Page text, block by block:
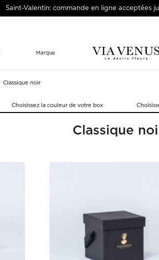
Saint-Valentin: commande en ligne acceptées
Marque
Classique noir
Choisissez la couleur de votre box
Classique